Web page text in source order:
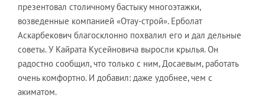
презентовал столичному бастыку многоэтажки,
возведенные компанией «Отау-строй». Ерболат
Аскарбекович благосклонно похвалил его и дал дельные
советы. У Кайрата Кусейновича выросли крылья. Он
радостно сообщил, что только с ним, Досаевым, работать
очень комфортно. И добавил: даже удобнее, чем с
акиматом.